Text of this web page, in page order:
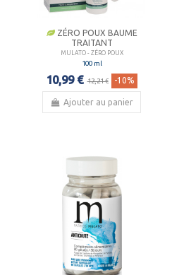
ZÉRO POUX BAUME
TRAITANT
MULATO - ZÉRO POUX
100 ml
10,99 € 12,21 € -10%
Ajouter au panier